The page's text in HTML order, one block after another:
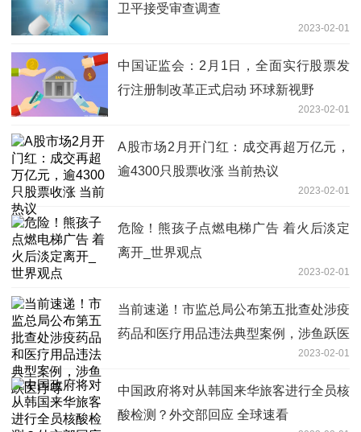
卫平接受审查调查
2023-02-01
中国证监会：2月1日，全面实行股票发
行注册制改革正式启动 环球新视野
2023-02-01
A股市场2月开门红：成交再超万亿元，
逾4300只股票收涨 当前热议
2023-02-01
危险！熊孩子点燃电梯广告 着火后淡定
离开_世界观点
2023-02-01
当前速递！市监总局公布第五批查处涉疫
药品和医疗用品违法典型案例，涉鱼跃医
2023-02-01
中国政府将对从韩国来华旅客进行全员核
酸检测？外交部回应 全球速看